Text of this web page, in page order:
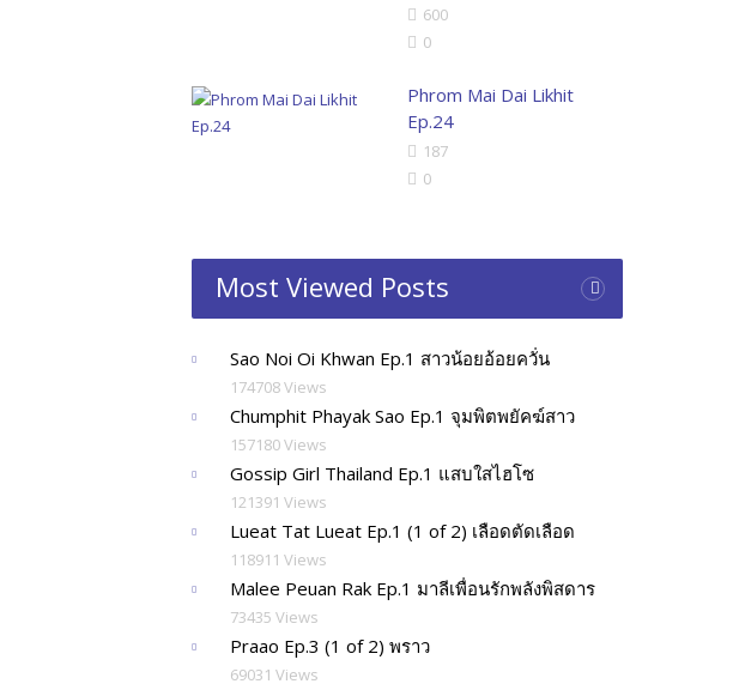
600
0
Phrom Mai Dai Likhit
Ep.24
187
0
Most Viewed Posts
Sao Noi Oi Khwan Ep.1 สาวน้อยอ้อยควั่น
174708 Views
Chumphit Phayak Sao Ep.1 จุมพิตพยัคฆ์สาว
157180 Views
Gossip Girl Thailand Ep.1 แสบใสไฮโซ
121391 Views
Lueat Tat Lueat Ep.1 (1 of 2) เลือดตัดเลือด
118911 Views
Malee Peuan Rak Ep.1 มาลีเพื่อนรักพลังพิสดาร
73435 Views
Praao Ep.3 (1 of 2) พราว
69031 Views